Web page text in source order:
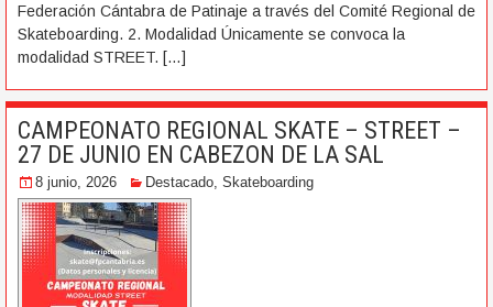
Federación Cántabra de Patinaje a través del Comité Regional de
Skateboarding. 2. Modalidad Únicamente se convoca la
modalidad STREET. […]
CAMPEONATO REGIONAL SKATE – STREET –
27 DE JUNIO EN CABEZON DE LA SAL
8 junio, 2026 Destacado Skateboarding